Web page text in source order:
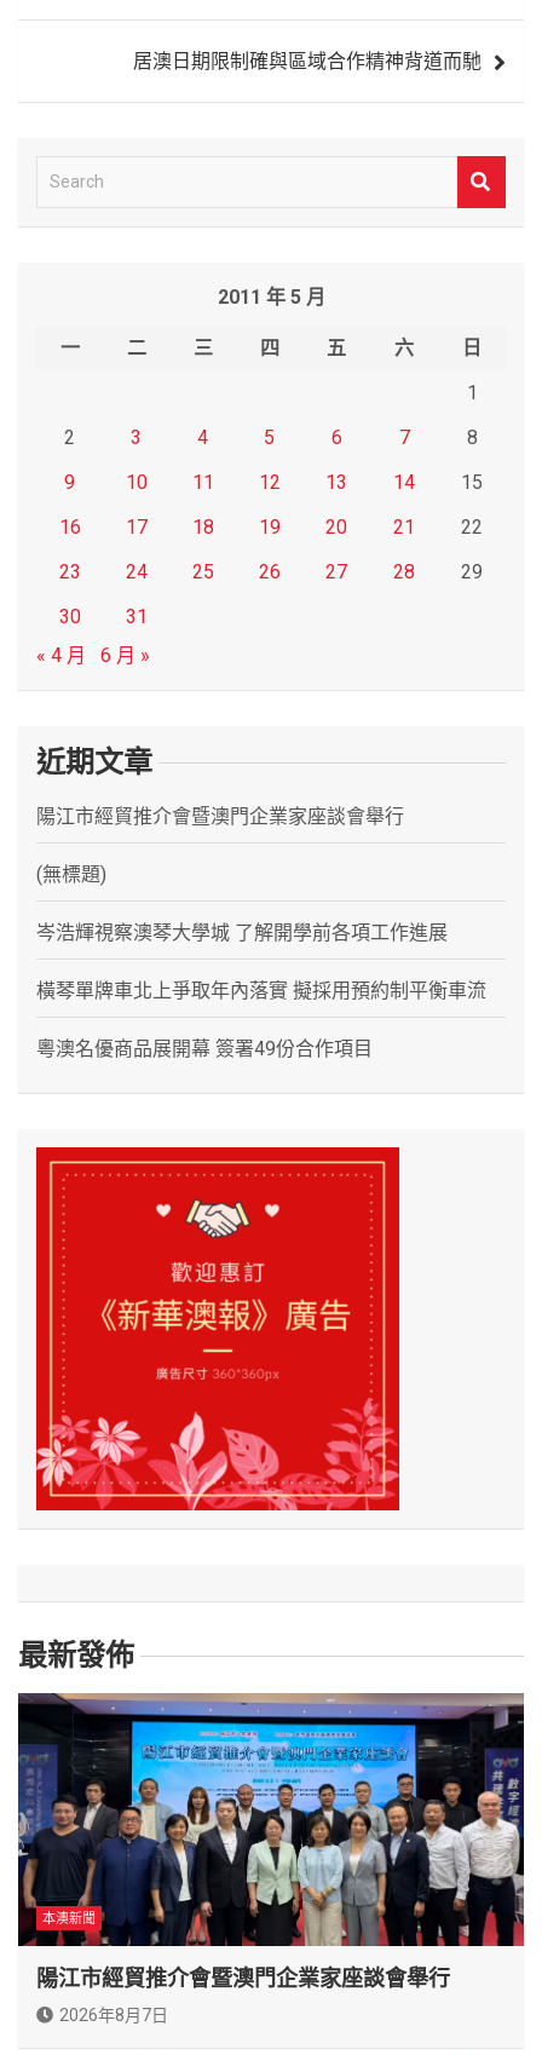
居澳日期限制確與區域合作精神背道而馳
e
2011 年 5 月
一 二 三 四 五 六
日
1
2
3 4 5 6 7
8
9
10 11 12 13 14
15
16
17 18 19 20 21
22
23
24 25 26 27 28
29
30
31
« 4 月
6 月 »
近期文章
陽江市經貿推介會暨澳門企業家座談會舉行
(無標題)
岑浩輝視察澳琴大學城 了解開學前各項工作進展
橫琴單牌車北上爭取年內落實 擬採用預約制平衡車流
粵澳名優商品展開幕 簽署49份合作項目
最新發佈
本澳新聞
陽江市經貿推介會暨澳門企業家座談會舉行
2026年8月7日